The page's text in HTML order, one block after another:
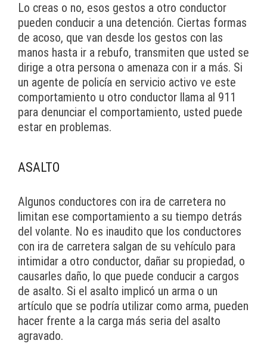
Lo creas o no, esos gestos a otro conductor
pueden conducir a una detención. Ciertas formas
de acoso, que van desde los gestos con las
manos hasta ir a rebufo, transmiten que usted se
dirige a otra persona o amenaza con ir a más. Si
un agente de policía en servicio activo ve este
comportamiento u otro conductor llama al 911
para denunciar el comportamiento, usted puede
estar en problemas.
ASALTO
Algunos conductores con ira de carretera no
limitan ese comportamiento a su tiempo detrás
del volante. No es inaudito que los conductores
con ira de carretera salgan de su vehículo para
intimidar a otro conductor, dañar su propiedad, o
causarles daño, lo que puede conducir a cargos
de asalto. Si el asalto implicó un arma o un
artículo que se podría utilizar como arma, pueden
hacer frente a la carga más seria del asalto
agravado.